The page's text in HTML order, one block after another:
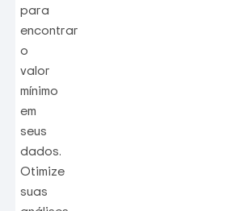
para
encontrar
o
valor
mínimo
em
seus
dados.
Otimize
suas